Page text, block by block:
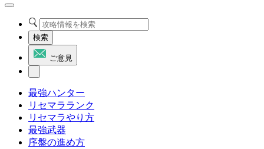
検索
ご意見
最強ハンター
リセマラランク
リセマラやり方
最強武器
序盤の進め方